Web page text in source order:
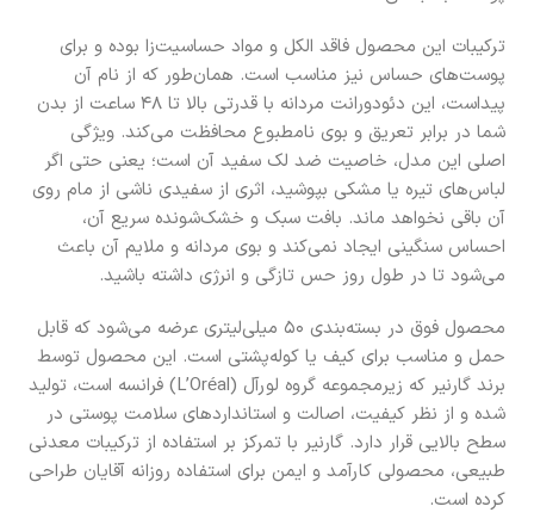
ترکیبات این محصول فاقد الکل و مواد حساسیت‌زا بوده و برای
پوست‌های حساس نیز مناسب است. همان‌طور که از نام آن
پیداست، این دئودورانت مردانه با قدرتی بالا تا ۴۸ ساعت از بدن
شما در برابر تعریق و بوی نامطبوع محافظت می‌کند. ویژگی
اصلی این مدل، خاصیت ضد لک سفید آن است؛ یعنی حتی اگر
لباس‌های تیره یا مشکی بپوشید، اثری از سفیدی ناشی از مام روی
آن باقی نخواهد ماند. بافت سبک و خشک‌شونده سریع آن،
احساس سنگینی ایجاد نمی‌کند و بوی مردانه و ملایم آن باعث
می‌شود تا در طول روز حس تازگی و انرژی داشته باشید.
محصول فوق در بسته‌بندی ۵۰ میلی‌لیتری عرضه می‌شود که قابل
حمل و مناسب برای کیف یا کوله‌پشتی است. این محصول توسط
برند گارنیر که زیرمجموعه گروه لورآل (L’Oréal) فرانسه است، تولید
شده و از نظر کیفیت، اصالت و استانداردهای سلامت پوستی در
سطح بالایی قرار دارد. گارنیر با تمرکز بر استفاده از ترکیبات معدنی
طبیعی، محصولی کارآمد و ایمن برای استفاده روزانه آقایان طراحی
کرده است.